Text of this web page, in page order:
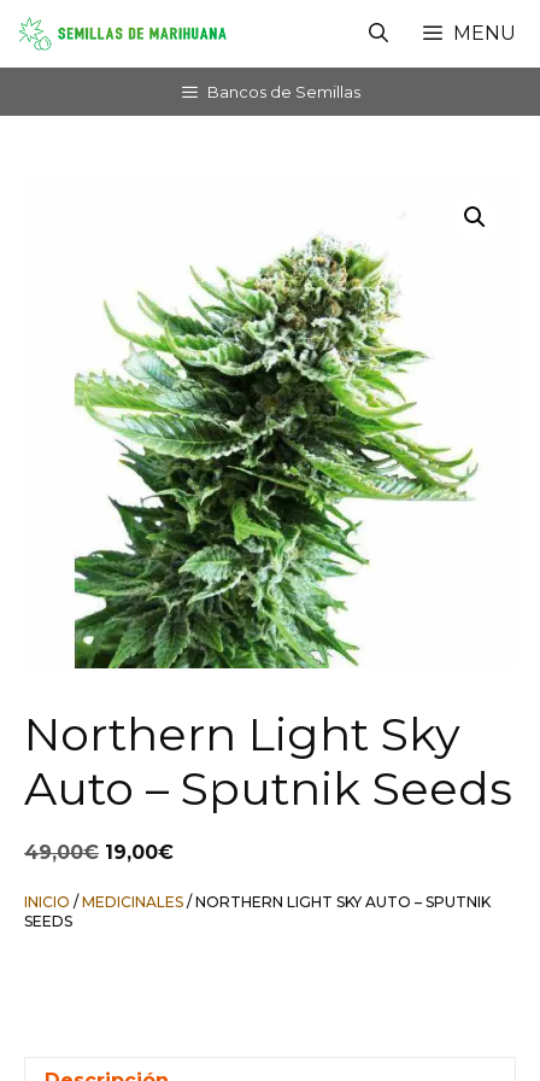
Saltar
contenido
MENU
Bancos de Semillas
Northern Light Sky
Auto – Sputnik Seeds
49,00€
El
precio
original
19,00€
precio
actual
INICIO / MEDICINALES / NORTHERN LIGHT SKY AUTO – SPUTNIK
SEEDS